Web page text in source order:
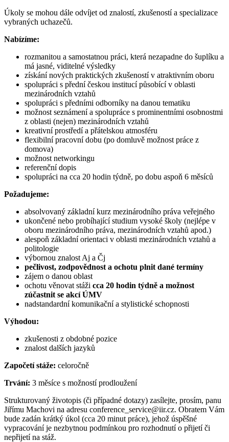
Úkoly se mohou dále odvíjet od znalostí, zkušeností a specializace
vybraných uchazečů.
Nabízíme:
rozmanitou a samostatnou práci, která nezapadne do šuplíku a
má jasné, viditelné výsledky
získání nových praktických zkušeností v atraktivním oboru
spolupráci s přední českou institucí působící v oblasti
mezinárodních vztahů
spolupráci s předními odborníky na danou tematiku
možnost seznámení a spolupráce s prominentními osobnostmi
z oblasti (nejen) mezinárodních vztahů
kreativní prostředí a přátelskou atmosféru
flexibilní pracovní dobu (po domluvě možnost práce z
domova)
možnost networkingu
referenční dopis
spolupráci na cca 20 hodin týdně, po dobu aspoň 6 měsíců
Požadujeme:
absolvovaný základní kurz mezinárodního práva veřejného
ukončené nebo probíhající studium vysoké školy (nejlépe v
oboru mezinárodního práva, mezinárodních vztahů apod.)
alespoň základní orientaci v oblasti mezinárodních vztahů a
politologie
výbornou znalost Aj a Čj
pečlivost, zodpovědnost a ochotu plnit dané termíny
zájem o danou oblast
ochotu věnovat stáži cca 20 hodin týdně a možnost
zúčastnit se akcí ÚMV
nadstandardní komunikační a stylistické schopnosti
Výhodou:
zkušenosti z obdobné pozice
znalost dalších jazyků
Započetí stáže: celoročně
Trvání: 3 měsíce s možností prodloužení
Strukturovaný životopis (či případné dotazy) zasílejte, prosím, panu
Jiřímu Machovi na adresu conference_service@iir.cz. Obratem Vám
bude zadán krátký úkol (cca 20 minut práce), jehož úspěšné
vypracování je nezbytnou podmínkou pro rozhodnutí o přijetí či
nepřijetí na stáž.